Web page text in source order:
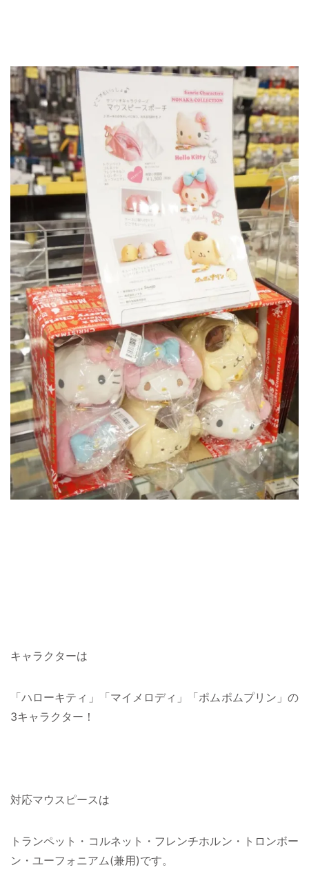
キャラクターは
「ハローキティ」「マイメロディ」「ポムポムプリン」の
3キャラクター！
対応マウスピースは
トランペット・コルネット・フレンチホルン・トロンボー
ン・ユーフォニアム(兼用)です。